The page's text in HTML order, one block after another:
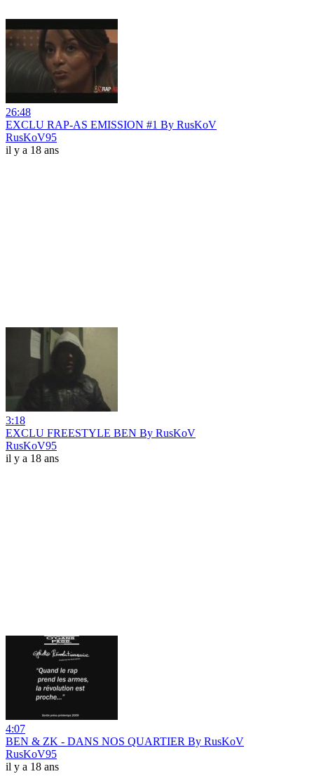
26:48
EXCLU RAP-AS EMISSION #1 By RusKoV
RusKoV95
il y a 18 ans
3:18
EXCLU FREESTYLE BEN By RusKoV
RusKoV95
il y a 18 ans
4:07
BEN & ZK - DANS NOS QUARTIER By RusKoV
RusKoV95
il y a 18 ans